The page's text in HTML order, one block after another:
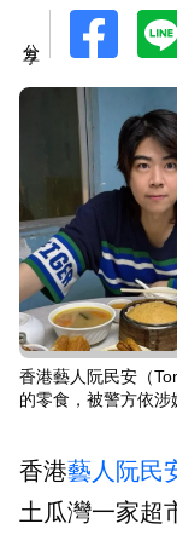
香港藝人阮民安（
的零食，被警方依涉
香港藝人 阮民
土瓜灣一家超